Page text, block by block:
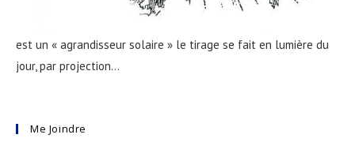
est un « agrandisseur solaire » le tirage se fait en lumière du
jour, par projection…
Me Joindre